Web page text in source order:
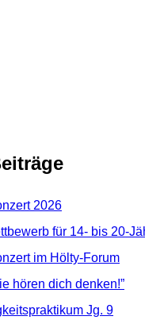
2026
für 14- bis 20-
im Hölty-Forum
hören dich denken!”
Jg. 9